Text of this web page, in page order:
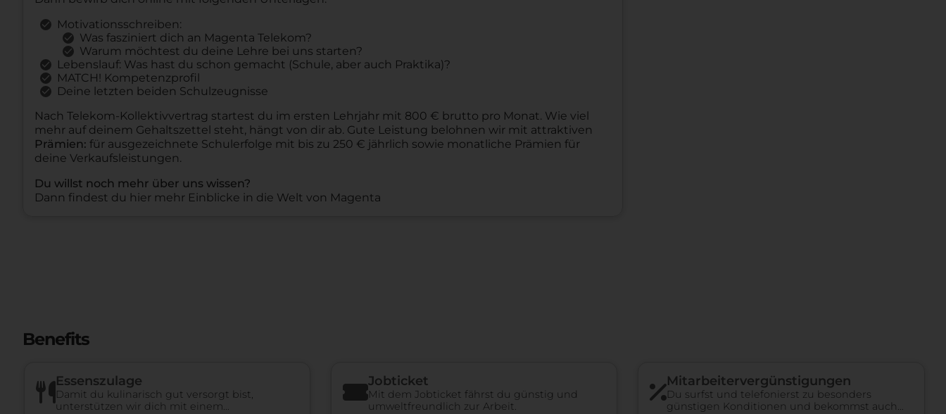
Motivationsschreiben:
Was fasziniert dich an Magenta Telekom?
Warum möchtest du deine Lehre bei uns starten?
Lebenslauf: Was hast du schon gemacht (Schule, aber auch Praktika)?
MATCH! Kompetenzprofil
Deine letzten beiden Schulzeugnisse
Nach Telekom-Kollektivvertrag startest du im ersten Lehrjahr mit 800 € brutto pro Monat. Wie viel
mehr auf deinem Gehaltszettel steht, hängt von dir ab. Gute Leistung belohnen wir mit attraktiven
Prämien: für ausgezeichnete Schulerfolge mit bis zu 250 € jährlich sowie monatliche Prämien für
deine Verkaufsleistungen.
Du willst noch mehr über uns wissen?
Dann findest du hier mehr Einblicke in die Welt von Magenta
Benefits
Essenszulage
Damit du kulinarisch gut versorgt bist,
unterstützen wir dich mit einem
Jobticket
Mit dem Jobticket fährst du günstig und
umweltfreundlich zur Arbeit.
Mitarbeiter­vergünstigungen
Du surfst und telefonierst zu besonders
günstigen Konditionen und bekommst auch